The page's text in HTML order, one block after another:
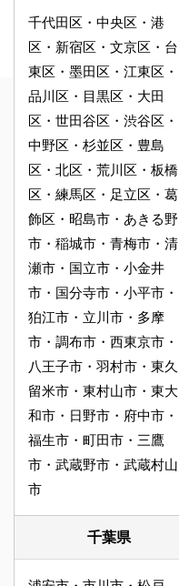
千代田区・中央区・港
区・新宿区・文京区・台
東区・墨田区・江東区・
品川区・目黒区・大田
区・世田谷区・渋谷区・
中野区・杉並区・豊島
区・北区・荒川区・板橋
区・練馬区・足立区・葛
飾区・昭島市・あきる野
市・稲城市・青梅市・清
瀬市・国立市・小金井
市・国分寺市・小平市・
狛江市・立川市・多摩
市・調布市・西東京市・
八王子市・羽村市・東久
留米市・東村山市・東大
和市・日野市・府中市・
福生市・町田市・三鷹
市・武蔵野市・武蔵村山
市
千葉県